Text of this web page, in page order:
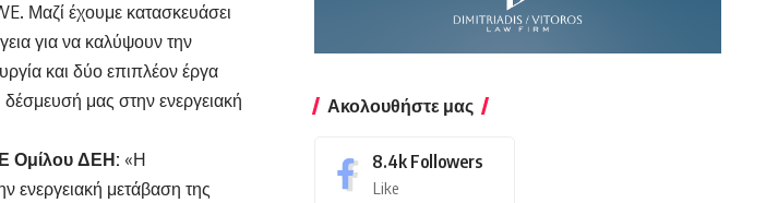
Μαζί έχουμε κατασκευάσει
για να καλύψουν την
και δύο επιπλέον έργα
μας στην ενεργειακή
Ομίλου ΔΕΗ: «Η
μετάβαση της
Ακολουθήστε μας
8.4k Followers
Like